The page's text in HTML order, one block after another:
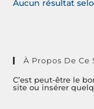
Aucun résultat
À Propos De Ce
C’est peut-être le
site ou insérer